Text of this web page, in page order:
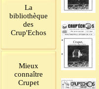
La
bibliothèque
des
Crup'Echos
Mieux
connaître
Crupet